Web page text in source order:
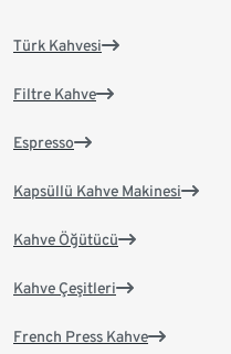
Türk Kahvesi
Filtre Kahve
Espresso
Kapsüllü Kahve Makinesi
Kahve Öğütücü
Kahve Çeşitleri
French Press Kahve